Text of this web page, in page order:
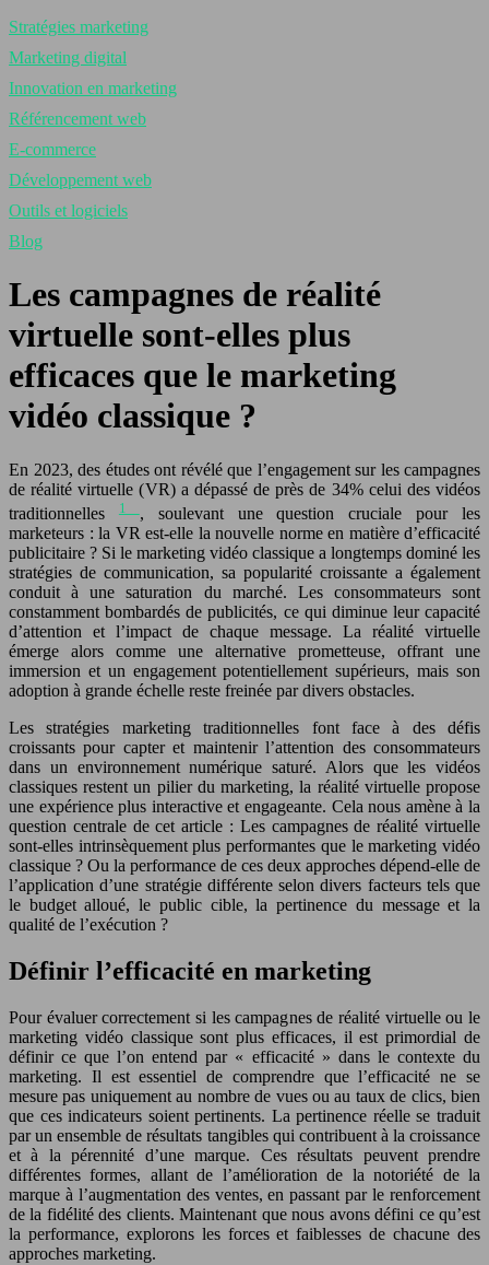
Stratégies marketing
Marketing digital
Innovation en marketing
Référencement web
E-commerce
Développement web
Outils et logiciels
Blog
Les campagnes de réalité
virtuelle sont-elles plus
efficaces que le marketing
vidéo classique ?
En 2023, des études ont révélé que l’engagement sur les campagnes
de réalité virtuelle (VR) a dépassé de près de 34% celui des vidéos
traditionnelles
1 , soulevant une question cruciale pour les
marketeurs : la VR est-elle la nouvelle norme en matière d’efficacité
publicitaire ? Si le marketing vidéo classique a longtemps dominé les
stratégies de communication, sa popularité croissante a également
conduit à une saturation du marché. Les consommateurs sont
constamment bombardés de publicités, ce qui diminue leur capacité
d’attention et l’impact de chaque message. La réalité virtuelle
émerge alors comme une alternative prometteuse, offrant une
immersion et un engagement potentiellement supérieurs, mais son
adoption à grande échelle reste freinée par divers obstacles.
Les stratégies marketing traditionnelles font face à des défis
croissants pour capter et maintenir l’attention des consommateurs
dans un environnement numérique saturé. Alors que les vidéos
classiques restent un pilier du marketing, la réalité virtuelle propose
une expérience plus interactive et engageante. Cela nous amène à la
question centrale de cet article : Les campagnes de réalité virtuelle
sont-elles intrinsèquement plus performantes que le marketing vidéo
classique ? Ou la performance de ces deux approches dépend-elle de
l’application d’une stratégie différente selon divers facteurs tels que
le budget alloué, le public cible, la pertinence du message et la
qualité de l’exécution ?
Définir l’efficacité en marketing
Pour évaluer correctement si les campagnes de réalité virtuelle ou le
marketing vidéo classique sont plus efficaces, il est primordial de
définir ce que l’on entend par « efficacité » dans le contexte du
marketing. Il est essentiel de comprendre que l’efficacité ne se
mesure pas uniquement au nombre de vues ou au taux de clics, bien
que ces indicateurs soient pertinents. La pertinence réelle se traduit
par un ensemble de résultats tangibles qui contribuent à la croissance
et à la pérennité d’une marque. Ces résultats peuvent prendre
différentes formes, allant de l’amélioration de la notoriété de la
marque à l’augmentation des ventes, en passant par le renforcement
de la fidélité des clients. Maintenant que nous avons défini ce qu’est
la performance, explorons les forces et faiblesses de chacune des
approches marketing.